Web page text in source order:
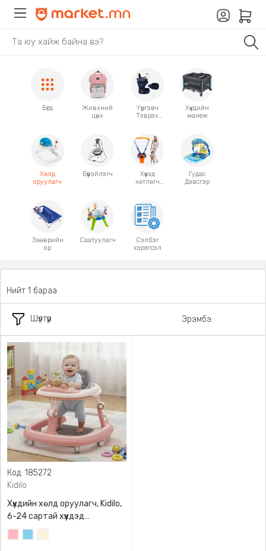
Бүгд
Живхний
цүнх
Үүргэвч
Тэврэх
Хүүхдийн
манеж
Хөлд
оруулагч
Бүүвэйлэгч
Хүүхэд
хөтлөгч
Гудас
Дэвсгэр
Зөөврийн
ор
Саатуулагч
Сэлбэг
хэрэгсэл
Шүүлтүүр
Нийт 1 бараа
Эрэмбэ:
Код: 185272
Kidilo
Хүүхдийн хөлд оруулагч, Kidilo,
6-24 сартай хүүхдэд
зориулсан